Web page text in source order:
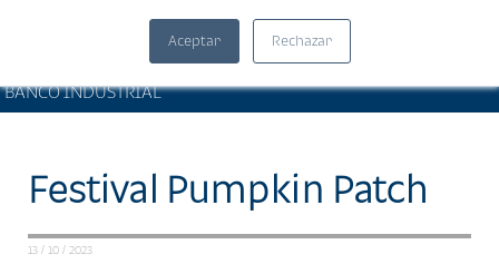
Aceptar Rechazar
BANCO INDUSTRIAL
Festival Pumpkin Patch
13 / 10 / 2023